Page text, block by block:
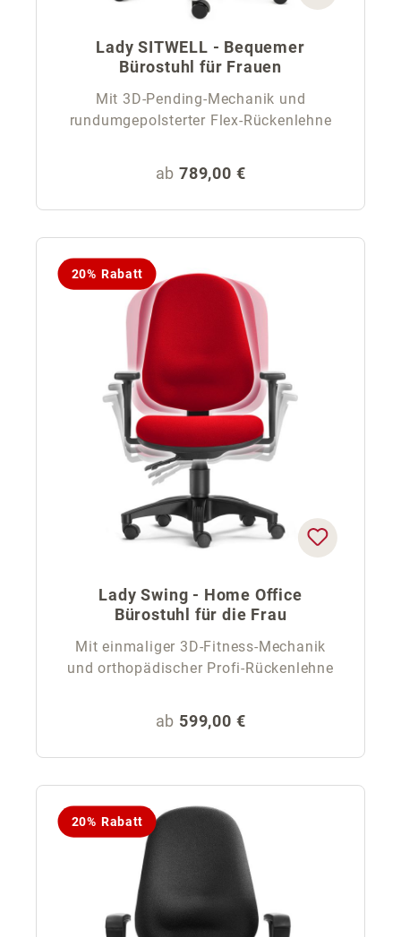
Lady SITWELL - Bequemer
Bürostuhl für Frauen
Mit 3D-Pending-Mechanik und
rundumgepolsterter Flex-Rückenlehne
Regulärer Preis:
ab 789,00 €
20% Rabatt
Lady Swing - Home Office
Bürostuhl für die Frau
Mit einmaliger 3D-Fitness-Mechanik
und orthopädischer Profi-Rückenlehne
Regulärer Preis:
ab 599,00 €
20% Rabatt